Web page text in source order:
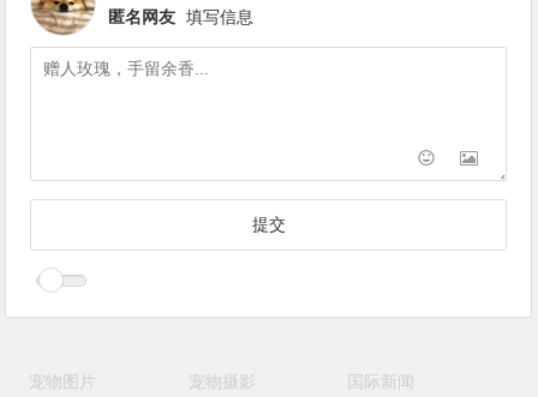
匿名网友 填写信息
宠物图片 宠物摄影
国际新闻